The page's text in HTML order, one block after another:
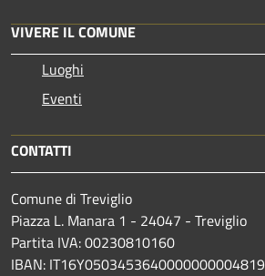
VIVERE IL COMUNE
Luoghi
Eventi
CONTATTI
Comune di Treviglio
Piazza L. Manara 1 - 24047 - Treviglio
Partita IVA: 00230810160
IBAN: IT16Y0503453640000000004819